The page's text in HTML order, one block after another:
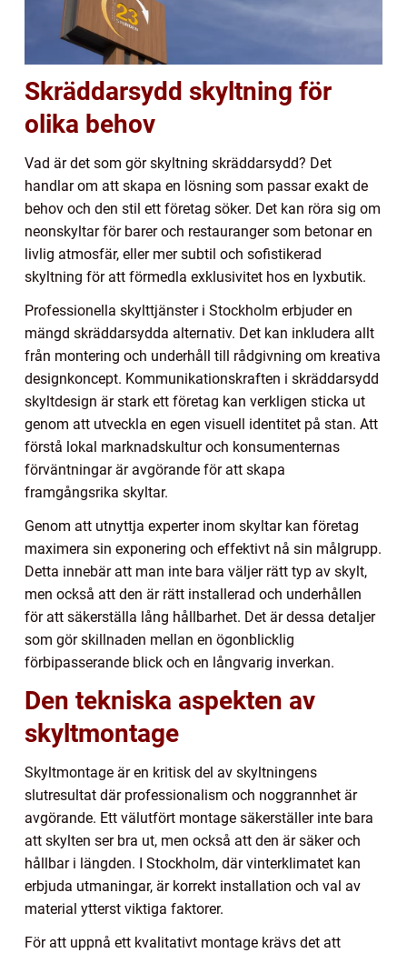
Skräddarsydd skyltning för
olika behov
Vad är det som gör skyltning skräddarsydd? Det
handlar om att skapa en lösning som passar exakt de
behov och den stil ett företag söker. Det kan röra sig om
neonskyltar för barer och restauranger som betonar en
livlig atmosfär, eller mer subtil och sofistikerad
skyltning för att förmedla exklusivitet hos en lyxbutik.
Professionella skylttjänster i Stockholm erbjuder en
mängd skräddarsydda alternativ. Det kan inkludera allt
från montering och underhåll till rådgivning om kreativa
designkoncept. Kommunikationskraften i skräddarsydd
skyltdesign är stark ett företag kan verkligen sticka ut
genom att utveckla en egen visuell identitet på stan. Att
förstå lokal marknadskultur och konsumenternas
förväntningar är avgörande för att skapa
framgångsrika skyltar.
Genom att utnyttja experter inom skyltar kan företag
maximera sin exponering och effektivt nå sin målgrupp.
Detta innebär att man inte bara väljer rätt typ av skylt,
men också att den är rätt installerad och underhållen
för att säkerställa lång hållbarhet. Det är dessa detaljer
som gör skillnaden mellan en ögonblicklig
förbipasserande blick och en långvarig inverkan.
Den tekniska aspekten av
skyltmontage
Skyltmontage är en kritisk del av skyltningens
slutresultat där professionalism och noggrannhet är
avgörande. Ett välutfört montage säkerställer inte bara
att skylten ser bra ut, men också att den är säker och
hållbar i längden. I Stockholm, där vinterklimatet kan
erbjuda utmaningar, är korrekt installation och val av
material ytterst viktiga faktorer.
För att uppnå ett kvalitativt montage krävs det att